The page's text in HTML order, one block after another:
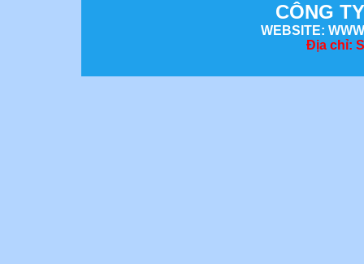
CÔNG
WEBSITE:
Địa chỉ: